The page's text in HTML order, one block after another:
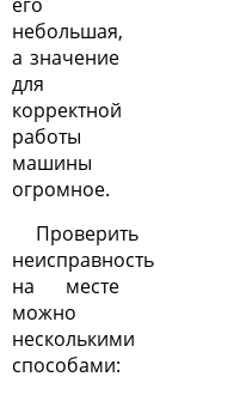
небольшая,
а значение
для
корректной
работы
машины
огромное.
Проверить
неисправность
на месте
можно
несколькими
способами: